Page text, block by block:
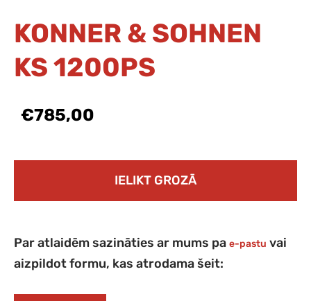
KONNER & SOHNEN
KS 1200PS
€785,00
IELIKT GROZĀ
Par atlaidēm sazināties ar mums pa e-pastu vai
aizpildot formu, kas atrodama šeit: